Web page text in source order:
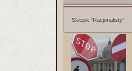
Sklepik "Racjonalisty"